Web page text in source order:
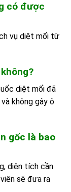
có được
vụ diệt mối từ
diệt mối đã
không gây ô
gốc là bao
diện tích cần
sẽ đưa ra